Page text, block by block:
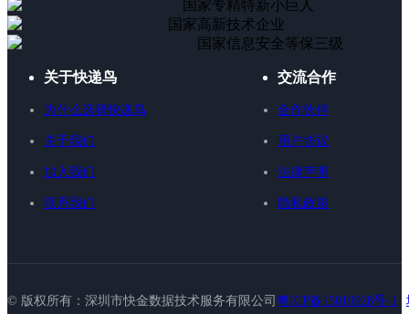
国家专精特新小巨人
国家高新技术企业
国家信息安全等保三级
关于快递鸟
为什么选择快递鸟
关于我们
加入我们
联系我们
交流合作
合作伙伴
用户协议
法律声明
隐私政策
© 版权所有：深圳市快金数据技术服务有限公司 粤ICP备15010928号-1